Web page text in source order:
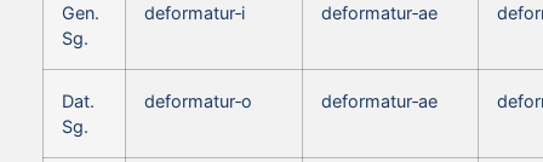
Gen.
Sg.
deformatur‑i deformatur‑ae
Dat.
Sg.
deformatur‑o deformatur‑ae